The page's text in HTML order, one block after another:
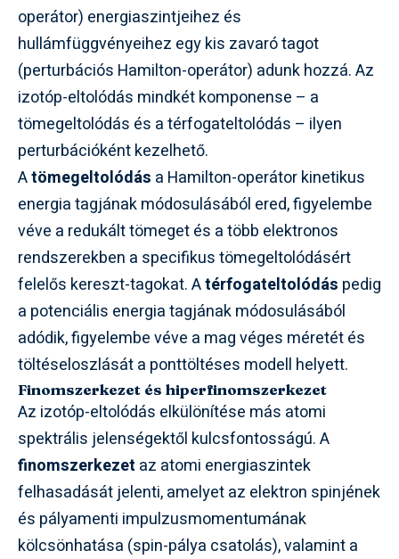
operátor) energiaszintjeihez és
hullámfüggvényeihez egy kis zavaró tagot
(perturbációs Hamilton-operátor) adunk hozzá. Az
izotóp-eltolódás mindkét komponense – a
tömegeltolódás és a térfogateltolódás – ilyen
perturbációként kezelhető.
Atömegeltolódás a Hamilton-operátor kinetikus
energia tagjának módosulásából ered, figyelembe
véve a redukált tömeget és a több elektronos
rendszerekben a specifikus tömegeltolódásért
felelős kereszt-tagokat. Atérfogateltolódás pedig
a potenciális energia tagjának módosulásából
adódik, figyelembe véve a mag véges méretét és
töltéseloszlását a ponttöltéses modell helyett.
Finomszerkezet és hiperfinomszerkezet
Az izotóp-eltolódás elkülönítése más atomi
spektrális jelenségektől kulcsfontosságú. A
finomszerkezet az atomi energiaszintek
felhasadását jelenti, amelyet az elektron spinjének
és pályamenti impulzusmomentumának
kölcsönhatása (spin-pálya csatolás), valamint a